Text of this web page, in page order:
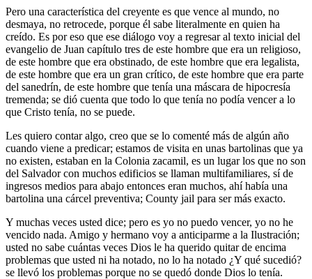
Pero una característica del creyente es que vence al mundo, no
desmaya, no retrocede, porque él sabe literalmente en quien ha
creído. Es por eso que ese diálogo voy a regresar al texto inicial del
evangelio de Juan capítulo tres de este hombre que era un religioso,
de este hombre que era obstinado, de este hombre que era legalista,
de este hombre que era un gran crítico, de este hombre que era parte
del sanedrín, de este hombre que tenía una máscara de hipocresía
tremenda; se dió cuenta que todo lo que tenía no podía vencer a lo
que Cristo tenía, no se puede.
Les quiero contar algo, creo que se lo comenté más de algún año
cuando viene a predicar; estamos de visita en unas bartolinas que ya
no existen, estaban en la Colonia zacamil, es un lugar los que no son
del Salvador con muchos edificios se llaman multifamiliares, sí de
ingresos medios para abajo entonces eran muchos, ahí había una
bartolina una cárcel preventiva; County jail para ser más exacto.
Y muchas veces usted dice; pero es yo no puedo vencer, yo no he
vencido nada. Amigo y hermano voy a anticiparme a la Ilustración;
usted no sabe cuántas veces Dios le ha querido quitar de encima
problemas que usted ni ha notado, no lo ha notado ¿Y qué sucedió?
se llevó los problemas porque no se quedó donde Dios lo tenía.